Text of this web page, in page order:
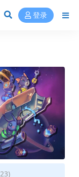
登录